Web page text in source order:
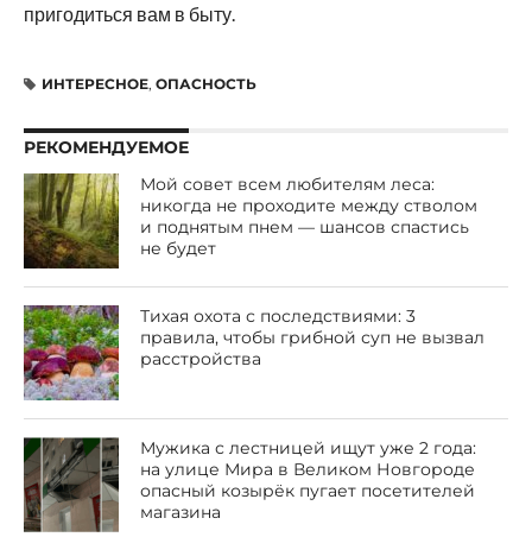
пригодиться вам в быту.
ИНТЕРЕСНОЕ, ОПАСНОСТЬ
РЕКОМЕНДУЕМОЕ
Мой совет всем любителям леса:
никогда не проходите между стволом
и поднятым пнем — шансов спастись
не будет
Тихая охота с последствиями: 3
правила, чтобы грибной суп не вызвал
расстройства
Мужика с лестницей ищут уже 2 года:
на улице Мира в Великом Новгороде
опасный козырёк пугает посетителей
магазина